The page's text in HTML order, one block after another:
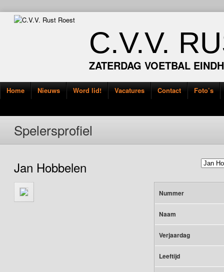
C.V.V.
ZATERDAG VOETBAL
Home Nieuws Word lid! Vacatures Contact Foto’s
Spelersprofiel
Jan Hobbelen
Nummer
Naam
Verjaardag
Leeftijd